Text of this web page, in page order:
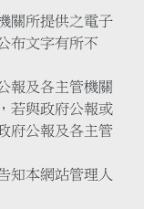
關所提供之電子
布文字有所不
報及各主管機關
若與政府公報或
府公報及各主管
知本網站管理人